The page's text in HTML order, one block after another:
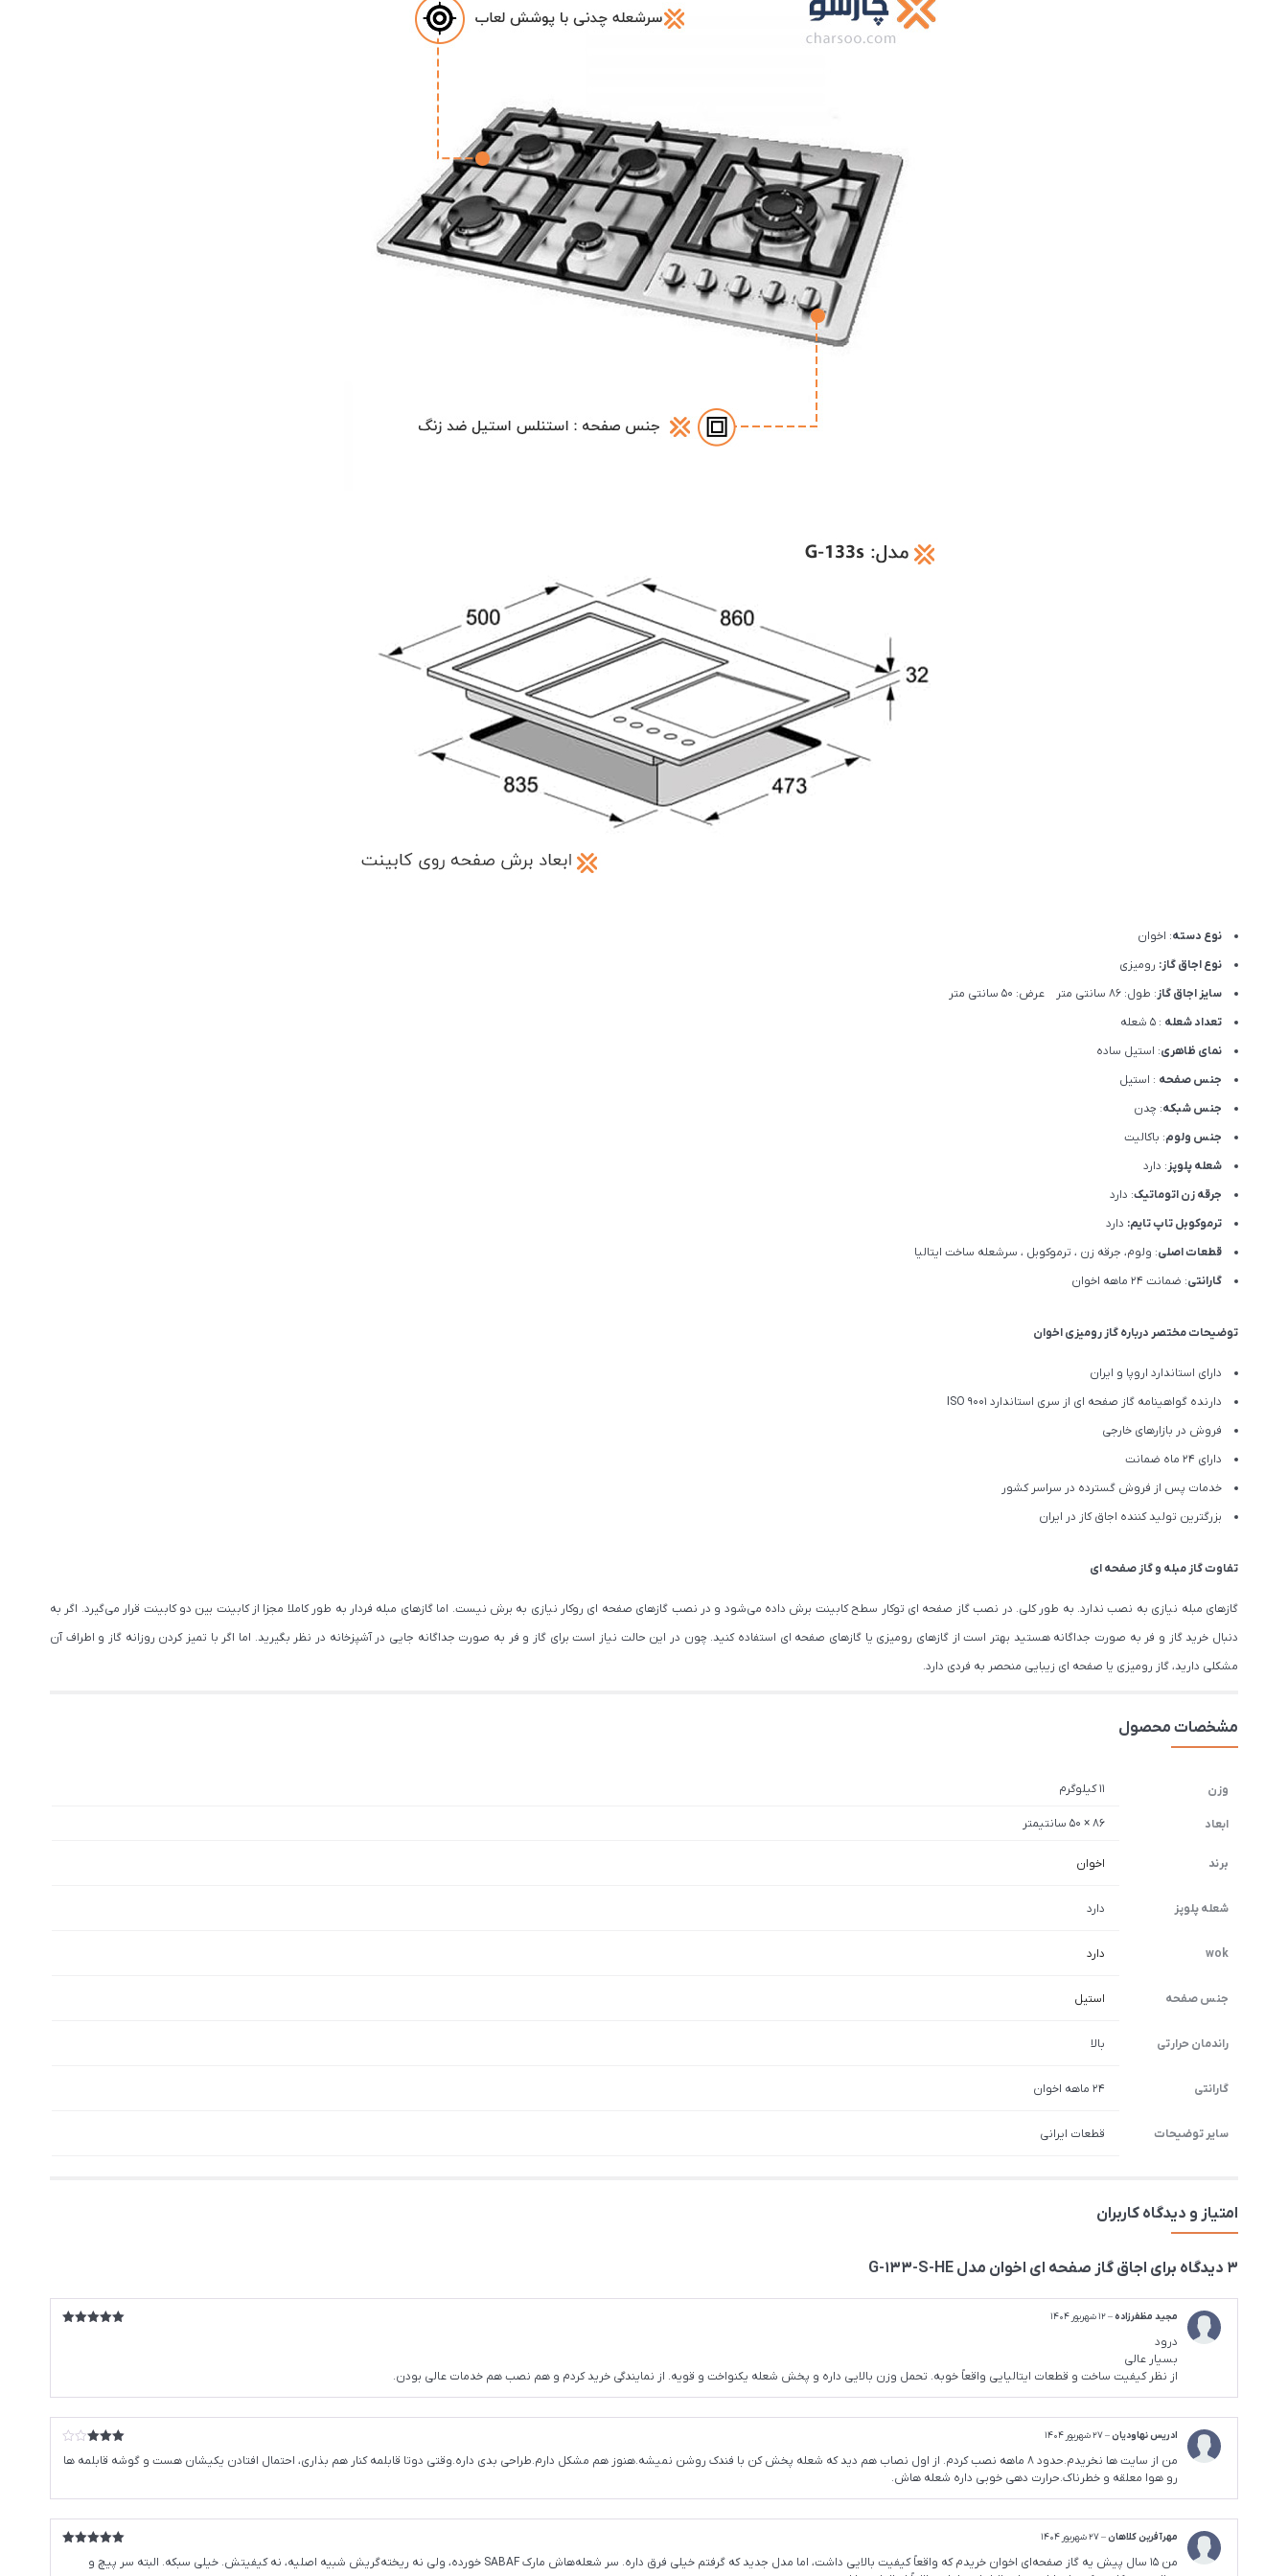
نوع دسته: اخوان
نوع اجاق گاز: رومیزی
سایز اجاق گاز: طول: 86 سانتی متر عرض: 50 سانتی متر
تعداد شعله : 5 شعله
نمای ظاهری: استیل ساده
جنس صفحه : استیل
جنس شبکه: چدن
جنس ولوم: باکالیت
شعله پلوپز: دارد
جرقه زن اتوماتیک: دارد
ترموکوبل تاپ تایم: دارد
قطعات اصلی: ولوم، جرقه زن ، ترموکوبل ، سرشعله ساخت ایتالیا
گارانتی: ضمانت ۲۴ ماهه اخوان
توضیحات مختصر درباره گاز رومیزی اخوان
دارای استاندارد اروپا و ایران
دارنده گواهینامه گاز صفحه ای از سری استاندارد ISO 9001
فروش در بازارهای خارجی
دارای ۲۴ ماه ضمانت
خدمات پس از فروش گسترده در سراسر کشور
بزرگترین تولید کننده اجاق کاز در ایران
تفاوت گاز مبله و گاز صفحه ای
گازهای مبله نیازی به نصب ندارد. به طور کلی. در نصب گاز صفحه ای توکار سطح کابینت برش داده می‌شود و در نصب گازهای صفحه ای روکار نیازی به برش نیست. اما گازهای مبله فردار به طور کاملا مجزا از کابینت بین دو کابینت قرار می‌گیرد. اگر به
دنبال خرید گاز و فر به صورت جداگانه هستید بهتر است از گازهای رومیزی یا گازهای صفحه ای استفاده کنید. چون در این حالت نیاز است برای گاز و فر به صورت جداگانه جایی در آشپزخانه در نظر بگیرید. اما اگر با تمیز کردن روزانه گاز و اطراف آن
مشکلی دارید، گاز رومیزی یا صفحه ای زیبایی منحصر به فردی دارد.
مشخصات محصول
وزن 11 کیلوگرم
ابعاد 86 × 50 سانتیمتر
برند اخوان
شعله پلوپز دارد
wok دارد
جنس صفحه استیل
راندمان حرارتی بالا
گارانتی ۲۴ ماهه اخوان
سایر توضیحات قطعات ایرانی
امتیاز و دیدگاه کاربران
3 دیدگاه برای اجاق گاز صفحه ای اخوان مدل G-133-S-HE
مجید مظفرزاده–12 شهریور 1404
درود
بسیار عالی
از نظر کیفیت ساخت و قطعات ایتالیایی واقعاً خوبه. تحمل وزن بالایی داره و پخش شعله یکنواخت و قویه. از نمایندگی خرید کردم و هم نصب هم خدمات عالی بودن.
3از 5
ادریس نهاودیان–27 شهریور 1404
من از سایت ها نخریدم.‌حدود ۸ ماهه نصب کردم. از اول نصاب هم دید که شعله پخش کن با فندک روشن نمیشه.هنوز هم مشکل دارم.طراحی بدی داره‌.وقتی دوتا قابلمه کنار هم بذاری، احتمال افتادن یکیشان هست و گوشه قابلمه ها
رو هوا معلقه و خطرناک.حرارت دهی خوبی داره شعله هاش.
5
مهرآفرین کلاهان–27 شهریور 1404
من ۱۵ سال پیش یه گاز صفحه‌ای اخوان خریدم که واقعاً کیفیت بالایی داشت، اما مدل جدید که گرفتم خیلی فرق داره. سر شعله‌هاش مارک SABAF خورده، ولی نه ریخته‌گریش شبیه اصلیه، نه کیفیتش. خیلی سبکه. البته سر پیچ و